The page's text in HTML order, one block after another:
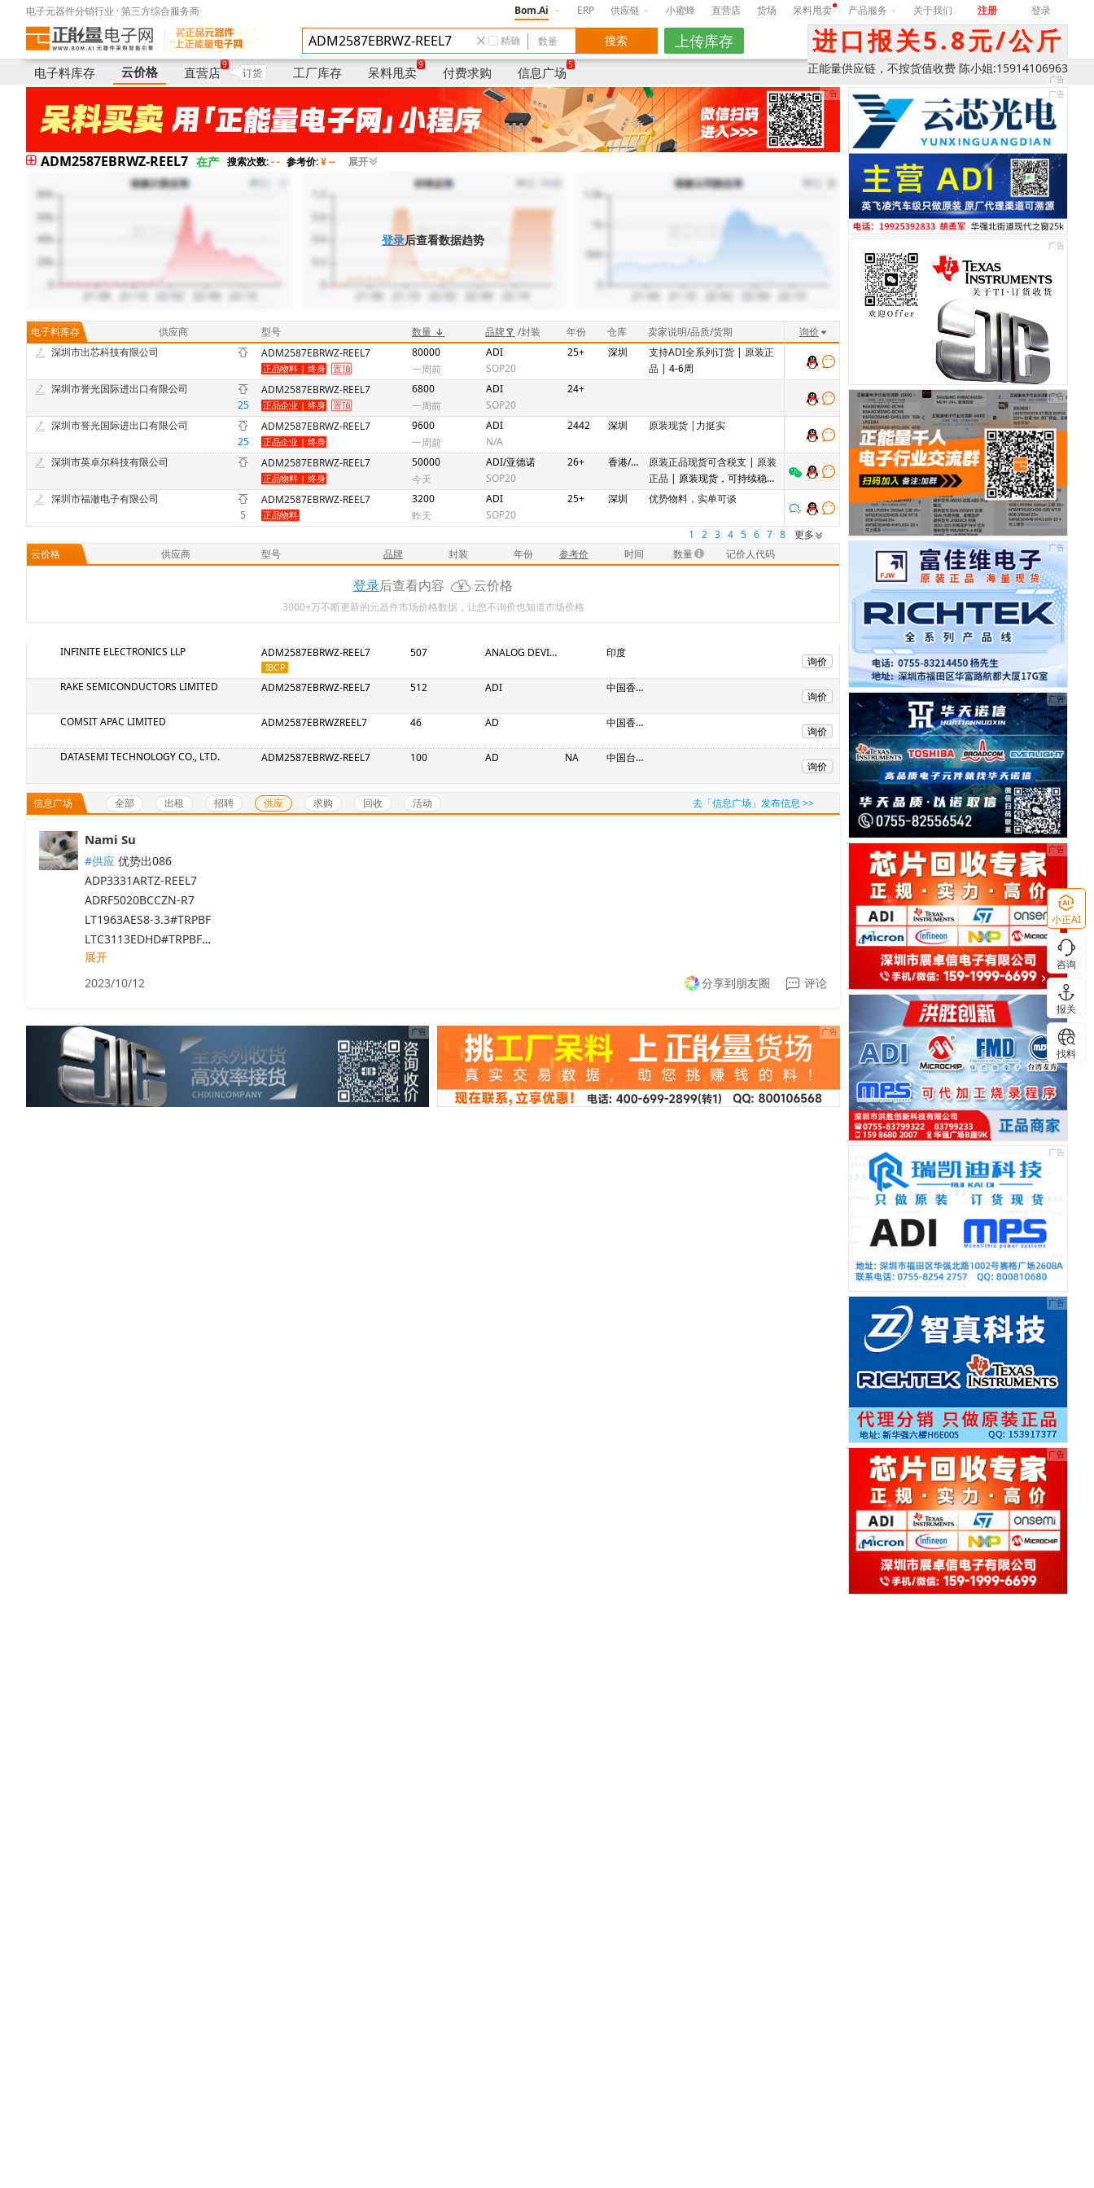
电子元器件分销行业 · 第三方综合服务商 Bom.Ai ERP 供应链 小蜜蜂 直营店 货场 呆料甩卖 产品服务 关于我们 注册 登录
精确 进口报关5.8元/公斤
正能量供应链，不按货值收费 陈小姐:15914106963
电子料库存 云价格 直营店
9
订货 工厂库存 呆料甩卖
9
付费求购 信息广场
5
ADM2587EBRWZ-REEL7 在产 搜索次数:- - 参考价:¥ -- 展开
登录后查看数据趋势
电子料库存 供应商 型号 数量 品牌 /封装 年份 仓库 卖家说明/品质/货期
询价
深圳市出芯科技有限公司
ADM2587EBRWZ-REEL7
80000
一周前
ADI
SOP20
25+ 深圳 支持ADI全系列订货 | 原装正
品 | 4-6周
深圳市誉光国际进出口有限公司
25
ADM2587EBRWZ-REEL7
6800
一周前
ADI
SOP20
24+
深圳市誉光国际进出口有限公司
25
ADM2587EBRWZ-REEL7
9600
一周前
ADI
N/A
2442 深圳 原装现货 |力挺实
深圳市英卓尔科技有限公司 ADM2587EBRWZ-REEL7
50000
今天
ADI/亚德诺
SOP20
26+ 香港/深圳 原装正品现货可含税支 | 原装
正品 | 原装现货，可持续稳定
供货！
深圳市福澈电子有限公司
5
ADM2587EBRWZ-REEL7
3200
昨天
ADI
SOP20
25+ 深圳 优势物料，实单可谈
1 2 3 4 5 6 7 8
更多
云价格
供应商 型号 品牌 封装 年份 参考价 时间 数量 记价人代码
登录后查看内容 云价格
3000+万不断更新的元器件市场价格数据，让您不询价也知道市场价格
国际库存 供应商 数量 品牌/封装 国家/地区 询价
INFINITE ELECTRONICS LLP ADM2587EBRWZ-REEL7 507 ANALOG DEVICES 印度
询价
RAKE SEMICONDUCTORS LIMITED
ADM2587EBRWZ-REEL7 512 ADI 中国香港特区
询价
COMSIT APAC LIMITED
ADM2587EBRWZREEL7 46 AD 中国香港特区
询价
DATASEMI TECHNOLOGY CO., LTD.
ADM2587EBRWZ-REEL7 100 AD NA 中国台湾省
询价
信息广场 全部 出租 招聘 供应 求购 回收 活动 去「信息广场」发布信息 >>
Nami Su
#供应 优势出086
ADP3331ARTZ-REEL7
ADRF5020BCCZN-R7
LT1963AES8-3.3#TRPBF
LTC3113EDHD#TRPBF
AD9434BCPZ-500
ADA4528-2ARMZ-R7
ADUM1400BRWZ-RL
ADM2587EBRWZ-REEL7
AD9643BCPZ-250
展开
2023/10/12
分享到朋友圈 评论
小正AI
咨询
报关
找料